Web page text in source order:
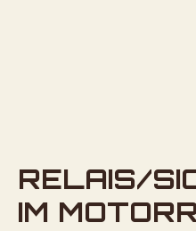
RELAIS/
IM